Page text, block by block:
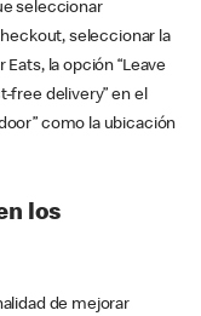
seleccionar
seleccionar la
la opción “Leave
free delivery” en el
como la ubicación
los
de mejorar